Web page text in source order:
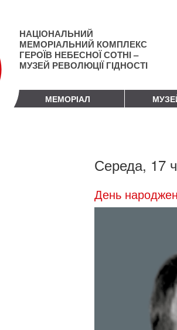
НАЦІОНАЛЬНИЙ
МЕМОРІАЛЬНИЙ КОМПЛЕКС
ГЕРОЇВ НЕБЕСНОЇ СОТНІ –
МУЗЕЙ РЕВОЛЮЦІЇ ГІДНОСТІ
МЕМОРІАЛ
Середа, 17
День